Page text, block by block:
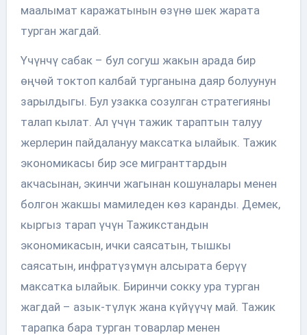
маалымат каражатынын өзүнө шек жарата
турган жагдай.
Үчүнчү сабак – бул согуш жакын арада бир
өңчөй токтоп калбай турганына даяр болуунун
зарылдыгы. Бул узакка созулган стратегияны
талап кылат. Ал үчүн тажик тараптын талуу
жерлерин пайдалануу максатка ылайык. Тажик
экономикасы бир эсе мигранттардын
акчасынан, экинчи жагынан кошуналары менен
болгон жакшы мамиледен көз каранды. Демек,
кыргыз тарап үчүн Тажикстандын
экономикасын, ички саясатын, тышкы
саясатын, инфратүзүмүн алсырата берүү
максатка ылайык. Биринчи сокку ура турган
жагдай – азык-түлүк жана күйүүчү май. Тажик
тарапка бара турган товарлар менен